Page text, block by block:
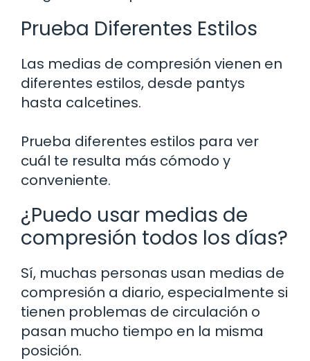
Prueba Diferentes Estilos
Las medias de compresión vienen en
diferentes estilos, desde pantys
hasta calcetines.
Prueba diferentes estilos para ver
cuál te resulta más cómodo y
conveniente.
¿Puedo usar medias de
compresión todos los días?
Sí, muchas personas usan medias de
compresión a diario, especialmente si
tienen problemas de circulación o
pasan mucho tiempo en la misma
posición.